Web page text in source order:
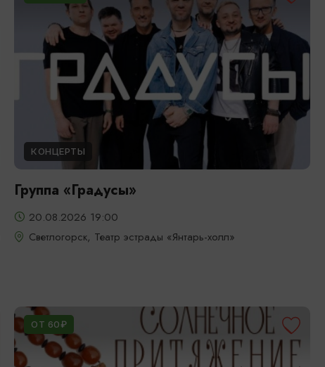
КОНЦЕРТЫ
Группа «Градусы»
20.08.2026 19:00
Светлогорск, Театр эстрады «Янтарь-холл»
ОТ 60₽